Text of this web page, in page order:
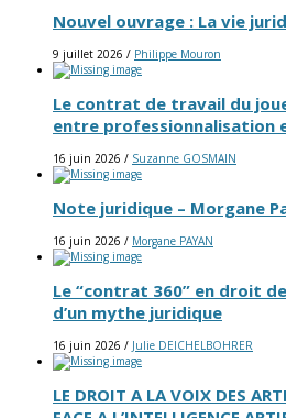
Nouvel ouvrage : La vie
9 juillet 2026 / Philippe Mouron
Le contrat de travail du
entre professionnalisation
16 juin 2026 / Suzanne GOSMAIN
Note juridique – Morgane
16 juin 2026 / Morgane PAYAN
Le “contrat 360” en droit
d’un mythe juridique
16 juin 2026 / Julie DEICHELBOHRER
LE DROIT A LA VOIX DES